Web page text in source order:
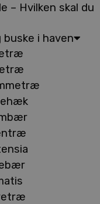
– Hvilken skal du
i haven